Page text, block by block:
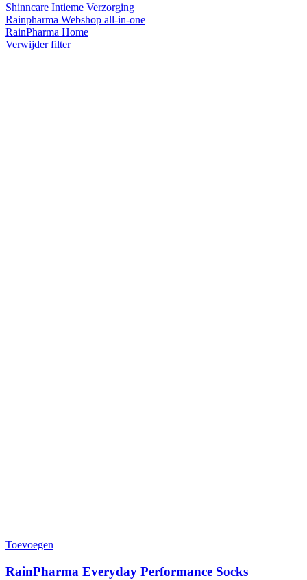
Shinncare Intieme Verzorging
Rainpharma Webshop all-in-one
RainPharma Home
Verwijder filter
Toevoegen
RainPharma Everyday Performance Socks